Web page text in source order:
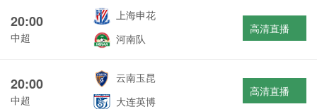
20:00
中超
上海申花
河南队
高清直播
20:00
中超
云南玉昆
大连英博
高清直播